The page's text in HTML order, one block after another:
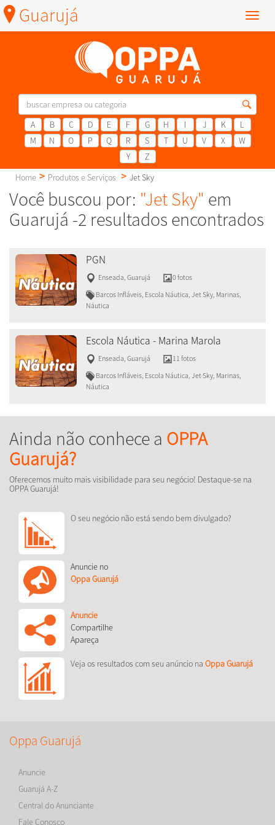
Menu
Guarujá
A B C D E F G H I J K
L
M
N O P Q R S T U V X
W
Y
Z
Home
Produtos e Serviços Jet Sky
Você buscou por: "Jet Sky" em
Guarujá -2 resultados encontrados
PGN
Enseada Guarujá
0 fotos
Barcos Infláveis, Escola Náutica, Jet Sky, Marinas,
Náutica
Escola Náutica - Marina Marola
Enseada Guarujá
11 fotos
Barcos Infláveis, Escola Náutica, Jet Sky, Marinas,
Náutica
Ainda não conhece a OPPA
Guarujá?
Oferecemos muito mais visibilidade para seu negócio! Destaque-se na
OPPA Guarujá!
O seu negócio não está sendo bem divulgado?
Anuncie no
Oppa Guarujá
Anuncie
Compartilhe
Apareça
Veja os resultados com seu anúncio na Oppa Guarujá
Oppa Guarujá
Anuncie
Guarujá A-Z
Central do Anunciante
Fale Conosco